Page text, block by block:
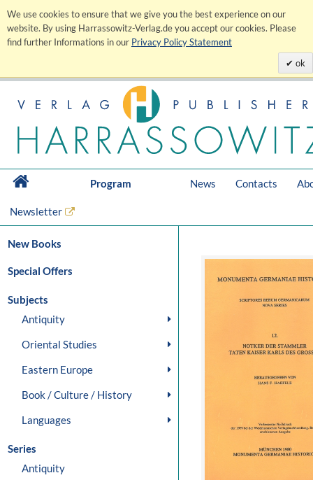
We use cookies to ensure that we give you the best experience on our
website. By using Harrassowitz-Verlag.de you accept our cookies. Please
find further Informations in our Privacy Policy Statement
ok
Program News Contacts
Newsletter
New Books
Special Offers
Subjects
Antiquity
Oriental Studies
Eastern Europe
Book / Culture / History
Languages
Series
Antiquity